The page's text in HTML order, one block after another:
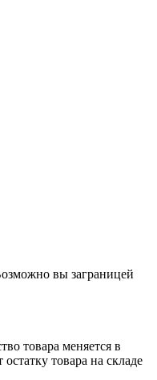
вы заграницей
товара меняется в
товара на складе